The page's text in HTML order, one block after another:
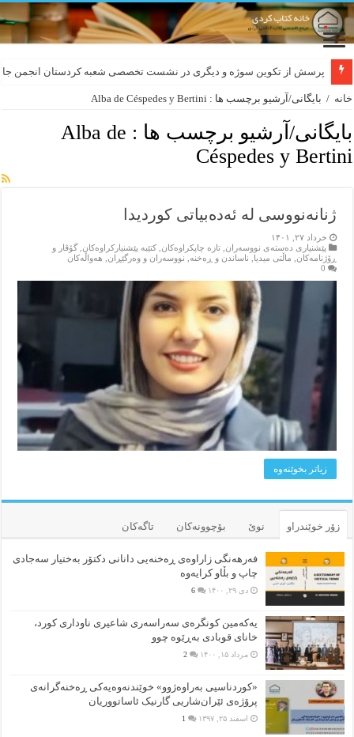
پرسش از تکوین سوژه و دیگری در نشست تخصصی شعبه کردستان انجمن
خانه / بایگانی/آرشیو برچسب ها : Alba de Céspedes y Bertini
بایگانی/آرشیو برچسب ها : Alba de
Céspedes y Bertini
ژنانەنووسی لە ئەدەبیاتی کوردیدا
خرداد ۲۷, ۱۴۰۱
پێشنیاری ده‌سته‌ی نووسه‌ران ,تازه‌ چاپکراوه‌کان ,کتێبه‌ پێشنیارکراوه‌کان ,گۆڤار و
ڕۆژنامه‌کان
ماڵتی میدیا ناساندن و ڕه‌خنه‌ نووسه‌ران و وه‌رگێڕان
هه‌واڵه‌کان
0
زیاتر بخوێنه‌وه‌
زۆر خوێندراو نوێ بۆچوونه‌کان تاگەکان
فەرهەنگی زاراوەی ڕەخنەیی دانانی دکتۆر بەختیار سەجادی
چاپ و بڵاو کرایەوە
دی ۲۹, ۱۴۰۰ 6
یەکەمین کونگرەی سەراسەری شاعیری‌ ناوداری کورد،
خانای قوبادی بەڕێوە چوو
مرداد ۱۵, ۱۴۰۰ 2
«کوردناسیی بەراوەژوو» خوێندنەوەیەکی ڕەخنەگرانەی
پرۆژەی ئێران‌شاریی گارنیک ئاساتووریان
اسفند ۲۵, ۱۳۹۷ 1